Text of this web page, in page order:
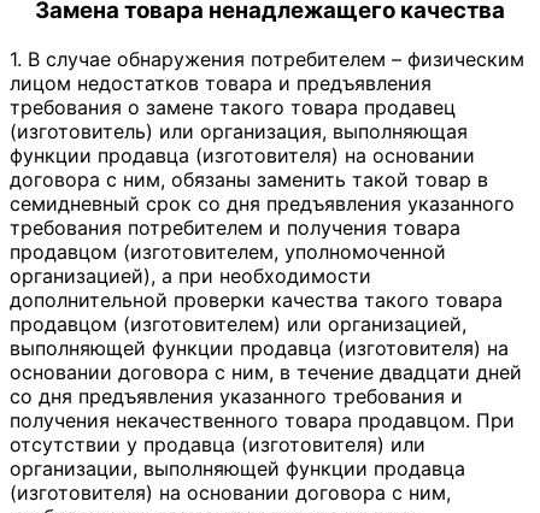
Замена товара ненадлежащего качества
1. В случае обнаружения потребителем – физическим
лицом недостатков товара и предъявления
требования о замене такого товара продавец
(изготовитель) или организация, выполняющая
функции продавца (изготовителя) на основании
договора с ним, обязаны заменить такой товар в
семидневный срок со дня предъявления указанного
требования потребителем и получения товара
продавцом (изготовителем, уполномоченной
организацией), а при необходимости
дополнительной проверки качества такого товара
продавцом (изготовителем) или организацией,
выполняющей функции продавца (изготовителя) на
основании договора с ним, в течение двадцати дней
со дня предъявления указанного требования и
получения некачественного товара продавцом. При
отсутствии у продавца (изготовителя) или
организации, выполняющей функции продавца
(изготовителя) на основании договора с ним,